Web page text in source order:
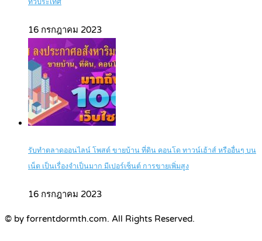
ทั่วประเทศ
16 กรกฎาคม 2023
รับทำตลาดออนไลน์ โพสต์ ขายบ้าน ที่ดิน คอนโด ทาวน์เฮ้าส์ หรืออื่นๆ บน
เน็ต เป็นเรื่องจำเป็นมาก มีเปอร์เซ็นต์ การขายเพิ่มสูง
16 กรกฎาคม 2023
© by forrentdormth.com. All Rights Reserved.